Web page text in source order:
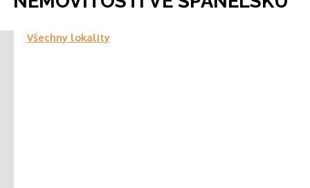
Všechny lokality